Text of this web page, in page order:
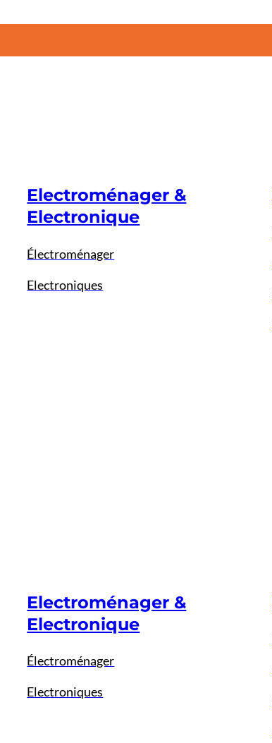
Electroménager &
Electronique
Électroménager
Electroniques
Electroménager &
Electronique
Électroménager
Electroniques